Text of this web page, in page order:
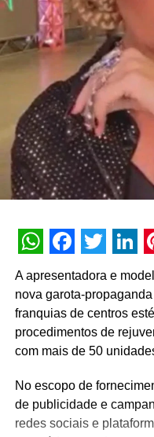
WhatsApp
Facebook
A apresentadora e
nova garota-
franquias de centros
procedimentos de
com mais de 50
No escopo de
de publicidade e
redes sociais e